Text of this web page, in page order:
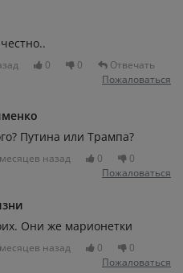
0 0
Отвечать
Пожаловаться
Путина или Трампа?
назад 0
0
Пожаловаться
Они же марионетки
назад 0
0
Пожаловаться